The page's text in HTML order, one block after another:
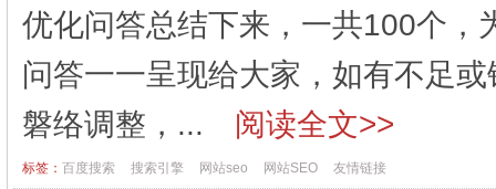
优化问答总结下来，一共100个，
问答一一呈现给大家，如有不足
磐络调整，...
阅读全文>>
标签： 百度搜索 搜索引擎 网站seo 网站SEO 友情链接